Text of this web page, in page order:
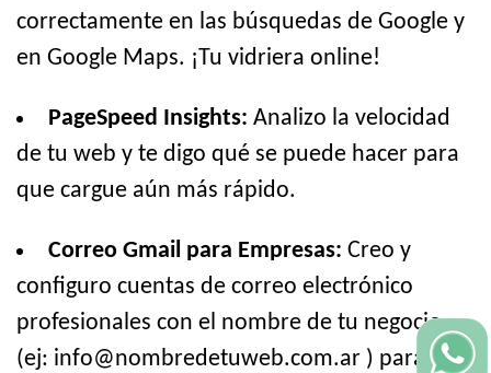
correctamente en las búsquedas de Google y
en Google Maps. ¡Tu vidriera online!
PageSpeed Insights: Analizo la velocidad
de tu web y te digo qué se puede hacer para
que cargue aún más rápido.
Correo Gmail para Empresas: Creo y
configuro cuentas de correo electrónico
profesionales con el nombre de tu negocio
(ej: info@nombredetuweb.com.ar ) para que